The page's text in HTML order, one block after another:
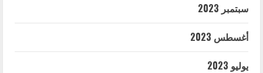
سبتمبر 2023
أغسطس 2023
يوليو 2023